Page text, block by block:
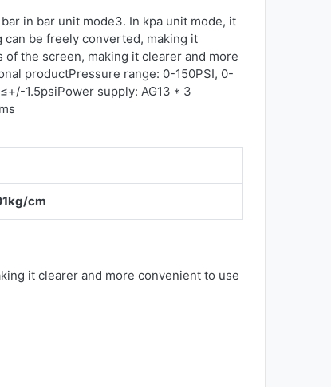
in bar unit mode3. In kpa unit mode, it
can be freely converted, making it
the screen, making it clearer and more
productPressure range: 0-150PSI, 0-
1.5psiPower supply: AG13 * 3
cm
it clearer and more convenient to use